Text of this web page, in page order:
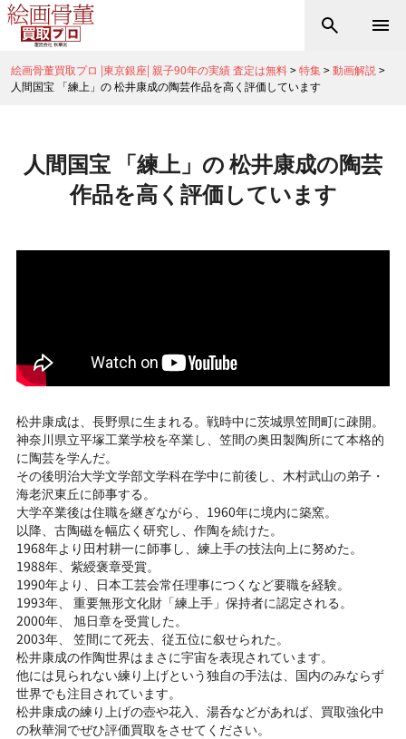
絵画骨董買取プロ |東京銀座| 親子90年の実績 査定は無料>特集>動画解説 >
人間国宝 「練上」の 松井康成の陶芸作品を高く評価しています
人間国宝 「練上」の 松井康成の陶芸
作品を高く評価しています
松井康成は、長野県に生まれる。戦時中に茨城県笠間町に疎開。
神奈川県立平塚工業学校を卒業し、笠間の奥田製陶所にて本格的
に陶芸を学んだ。
その後明治大学文学部文学科在学中に前後し、木村武山の弟子・
海老沢東丘に師事する。
大学卒業後は住職を継ぎながら、1960年に境内に築窯。
以降、古陶磁を幅広く研究し、作陶を続けた。
1968年より田村耕一に師事し、練上手の技法向上に努めた。
1988年、紫綬褒章受賞。
1990年より、日本工芸会常任理事につくなど要職を経験。
1993年、 重要無形文化財「練上手」保持者に認定される。
2000年、 旭日章を受賞した。
2003年、 笠間にて死去、従五位に叙せられた。
松井康成の作陶世界はまさに宇宙を表現されています。
他には見られない練り上げという独自の手法は、国内のみならず
世界でも注目されています。
松井康成の練り上げの壺や花入、湯呑などがあれば、買取強化中
の秋華洞でぜひ評価買取をさせてください。